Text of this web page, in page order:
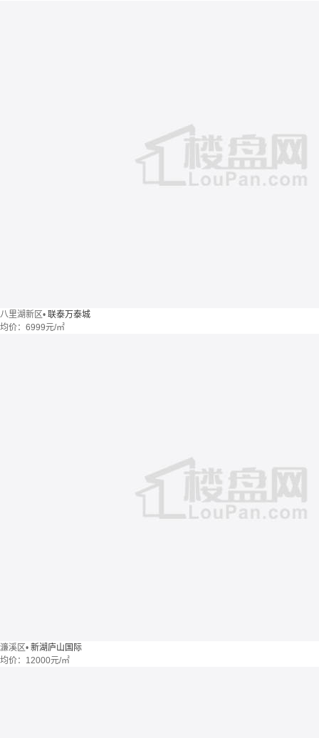
八里湖新区• 联泰万泰城
均价： 6999元/㎡
濂溪区• 新湖庐山国际
均价： 12000元/㎡